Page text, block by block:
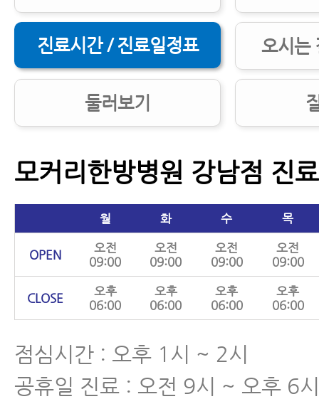
질환정보
진료시간 / 진료일정표 오시는
둘러보기
모커리한방병원 강남점 진
월 화 수 목
OPEN
오전
09:00
오전
09:00
오전
09:00
오전
09:00
CLOSE
오후
06:00
오후
06:00
오후
06:00
오후
06:00
점심시간 : 오후 1시 ~ 2시
공휴일 진료 : 오전 9시 ~ 오후 6